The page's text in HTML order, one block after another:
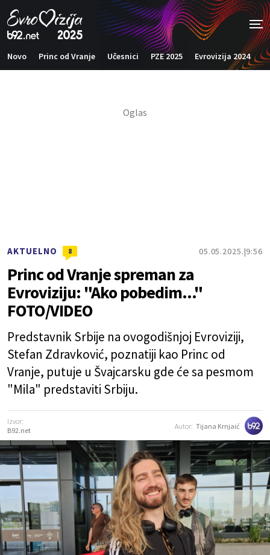
Novo Princ od Vranje Učesnici PZE 2025 Evrovizija 2024
AKTUELNO 8 05.05.2025. 9:56
Princ od Vranje spreman za
Evroviziju: "Ako pobedim..."
FOTO/VIDEO
Predstavnik Srbije na ovogodišnjoj Evroviziji,
Stefan Zdravković, poznatiji kao Princ od
Vranje, putuje u Švajcarsku gde će sa pesmom
"Mila" predstaviti Srbiju.
Izvor:
B92.net
Autor: Tijana Krnjaić